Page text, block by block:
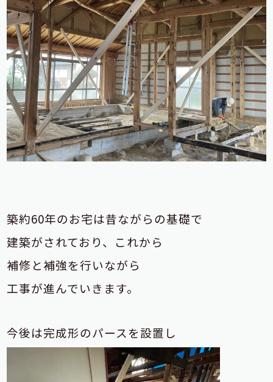
築約60年のお宅は昔ながらの基礎で
建築がされており、これから
補修と補強を行いながら
工事が進んでいきます。
今後は完成形のパースを設置し